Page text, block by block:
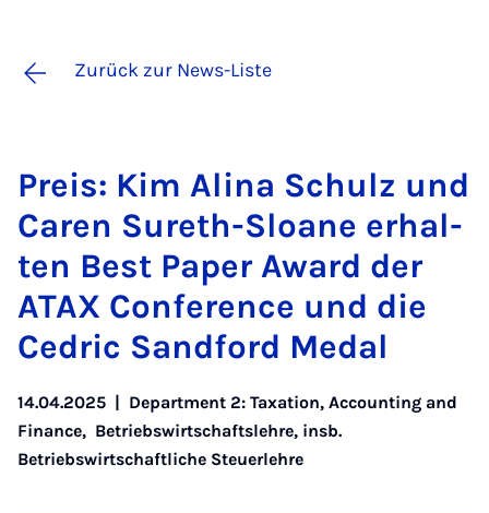
Zurück zur News-Liste
Preis: Kim Ali­na Schulz und
Caren Su­reth-Slo­a­ne er­hal­
ten Best Pa­per Award der
ATAX Con­fe­rence und die
Ce­d­ric Sand­ford Me­dal
14.04.2025 | Department 2: Taxation, Accounting and
Finance, Betriebswirtschaftslehre, insb.
Betriebswirtschaftliche Steuerlehre